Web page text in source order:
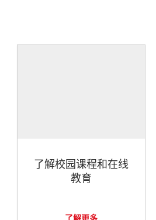
了解校园课程和在线
教育